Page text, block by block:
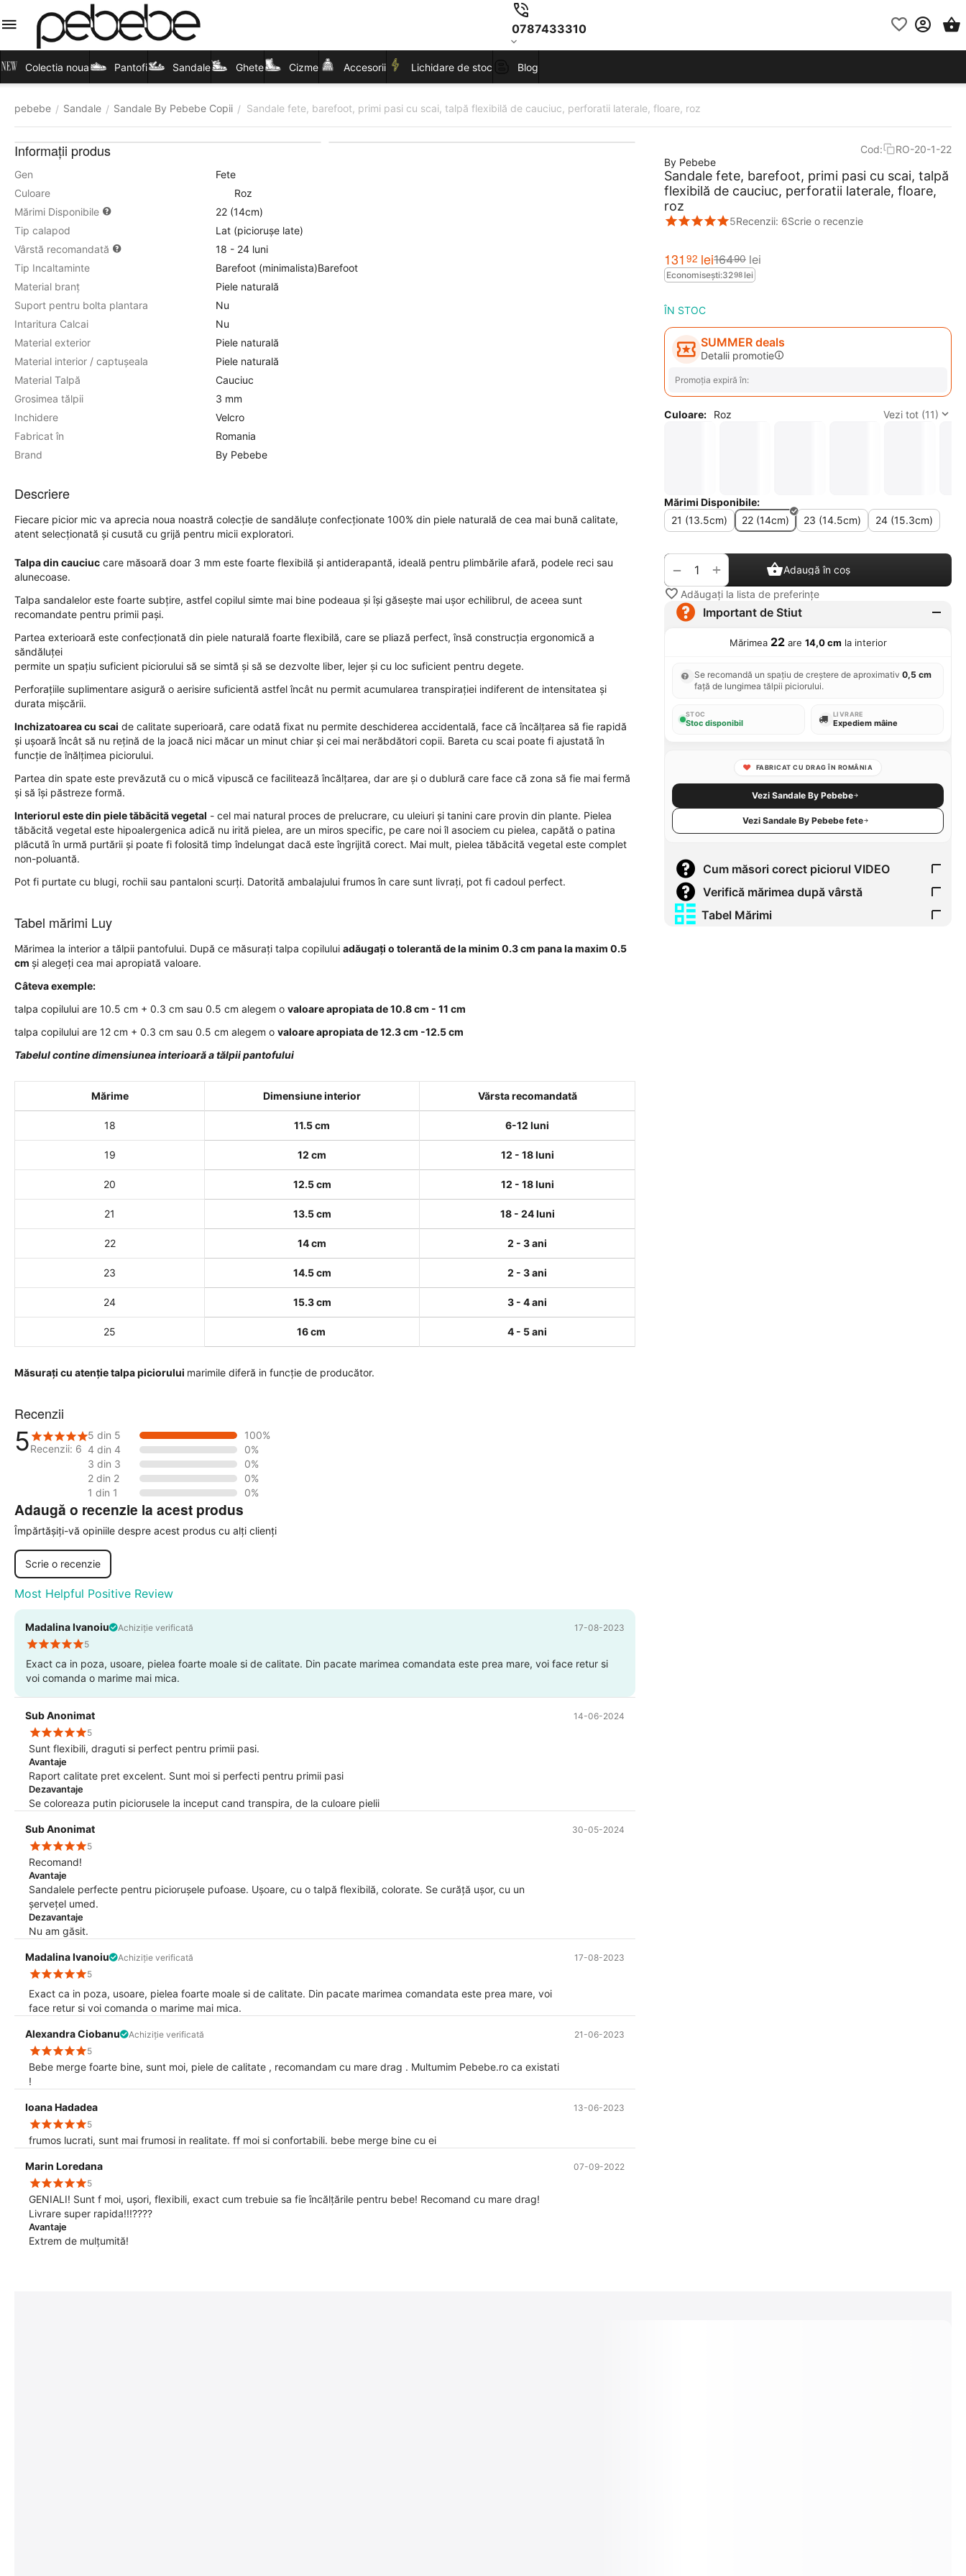
0787433310
Colectia noua Pantofi Sandale Ghete Cizme Accesorii Lichidare de stoc Blog
pebebe / Sandale / Sandale By Pebebe Copii / Sandale fete, barefoot, primi pasi cu scai, talpă flexibilă de cauciuc, perforatii laterale, floare, roz
Cod:
RO-20-1-22
By Pebebe
Sandale fete, barefoot, primi pasi cu scai, talpă
flexibilă de cauciuc, perforatii laterale, floare,
roz
5Recenzii: 6Scrie o recenzie
131 92 lei16490 lei
Economisești:3298 lei
ÎN STOC
SUMMER deals
Detalii promotie
Promoția expiră în:
Culoare: Roz Vezi tot (11)
Mărimi Disponibile:
21 (13.5cm)
22 (14cm) 23 (14.5cm) 24 (15.3cm)
+
−
Adaugă în coș
Adăugați la lista de preferințe
Important de Stiut
Mărimea 22are 14,0 cm la interior
Se recomandă un spațiu de creștere de aproximativ 0,5 cm
față de lungimea tălpii piciorului.
STOC
Stoc disponibil
LIVRARE
Expediem mâine
FABRICAT CU DRAG ÎN ROMÂNIA
Vezi Sandale By Pebebe
Vezi Sandale By Pebebe fete
Cum măsori corect piciorul VIDEO
Verifică mărimea după vârstă
Tabel Mărimi
Informații produs
Gen
Fete
Culoare
Roz
Mărimi Disponibile
22 (14cm)
Tip calapod
Lat (piciorușe late)
Vârstă recomandată
18 - 24 luni
Tip Incaltaminte
Barefoot (minimalista)Barefoot
Material branț
Piele naturală
Suport pentru bolta plantara
Nu
Intaritura Calcai
Nu
Material exterior
Piele naturală
Material interior / captușeala
Piele naturală
Material Talpă
Cauciuc
Grosimea tălpii
3 mm
Inchidere
Velcro
Fabricat în
Romania
Brand
By Pebebe
Descriere
Fiecare picior mic va aprecia noua noastră colecție de sandăluțe confecționate 100% din piele naturală de cea mai bună calitate,
atent selecționată și cusută cu grijă pentru micii exploratori.
Talpa din cauciuc care măsoară doar 3 mm este foarte flexibilă și antiderapantă, ideală pentru plimbările afară, podele reci sau
alunecoase.
Talpa sandalelor este foarte subțire, astfel copilul simte mai bine podeaua și își găsește mai ușor echilibrul, de aceea sunt
recomandate pentru primii pași.
Partea exterioară este confecționată din piele naturală foarte flexibilă, care se pliază perfect, însă construcția ergonomică a
săndăluței
permite un spațiu suficient piciorului să se simtă și să se dezvolte liber, lejer și cu loc suficient pentru degete.
Perforațiile suplimentare asigură o aerisire suficientă astfel încât nu permit acumularea transpirației indiferent de intensitatea și
durata mișcării.
Inchizatoarea cu scai de calitate superioară, care odată fixat nu permite deschiderea accidentală, face că încălțarea să fie rapidă
și ușoară încât să nu rețină de la joacă nici măcar un minut chiar și cei mai nerăbdători copii. Bareta cu scai poate fi ajustată în
funcție de înălțimea piciorului.
Partea din spate este prevăzută cu o mică vipuscă ce facilitează încălțarea, dar are și o dublură care face că zona să fie mai fermă
și să își păstreze formă.
Interiorul este din piele tăbăcită vegetal - cel mai natural proces de prelucrare, cu uleiuri și tanini care provin din plante. Pielea
tăbăcită vegetal este hipoalergenica adică nu irită pielea, are un miros specific, pe care noi îl asociem cu pielea, capătă o patina
plăcută în urmă purtării și poate fi folosită timp îndelungat dacă este îngrijită corect. Mai mult, pielea tăbăcită vegetal este complet
non-poluantă.
Pot fi purtate cu blugi, rochii sau pantaloni scurți. Datorită ambalajului frumos în care sunt livrați, pot fi cadoul perfect.
Tabel mărimi Luy
Mărimea la interior a tălpii pantofului. După ce măsurați talpa copilului adăugați o tolerantă de la minim 0.3 cm pana la maxim 0.5
cm și alegeți cea mai apropiată valoare.
Câteva exemple:
talpa copilului are 10.5 cm + 0.3 cm sau 0.5 cm alegem o valoare apropiata de 10.8 cm - 11 cm
talpa copilului are 12 cm + 0.3 cm sau 0.5 cm alegem o valoare apropiata de 12.3 cm -12.5 cm
Tabelul contine dimensiunea interioară a tălpii pantofului
Mărime Dimensiune interior Vărsta recomandată
18 11.5 cm 6-12 luni
19 12 cm 12 - 18 luni
20 12.5 cm 12 - 18 luni
21 13.5 cm 18 - 24 luni
22 14 cm 2 - 3 ani
23 14.5 cm 2 - 3 ani
24 15.3 cm 3 - 4 ani
25 16 cm 4 - 5 ani
Măsurați cu atenție talpa piciorului marimile diferă in funcție de producător.
Recenzii
5Recenzii: 6
5 din 5
100%
4 din 4
0%
3 din 3
0%
2 din 2
0%
1 din 1
0%
Adaugă o recenzie la acest produs
Împărtășiți-vă opiniile despre acest produs cu alți clienți
Scrie o recenzie
Most Helpful Positive Review
Madalina Ivanoiu Achiziție verificată
17-08-2023
5
Exact ca in poza, usoare, pielea foarte moale si de calitate. Din pacate marimea comandata este prea mare, voi face retur si
voi comanda o marime mai mica.
Sub Anonimat
14-06-2024
5
Sunt flexibili, draguti si perfect pentru primii pasi.
Avantaje
Raport calitate pret excelent. Sunt moi si perfecti pentru primii pasi
Dezavantaje
Se coloreaza putin piciorusele la inceput cand transpira, de la culoare pielii
Sub Anonimat
30-05-2024
5
Recomand!
Avantaje
Sandalele perfecte pentru piciorușele pufoase. Ușoare, cu o talpă flexibilă, colorate. Se curăță ușor, cu un
șervețel umed.
Dezavantaje
Nu am găsit.
Madalina Ivanoiu Achiziție verificată
17-08-2023
5
Exact ca in poza, usoare, pielea foarte moale si de calitate. Din pacate marimea comandata este prea mare, voi
face retur si voi comanda o marime mai mica.
Alexandra Ciobanu Achiziție verificată
21-06-2023
5
Bebe merge foarte bine, sunt moi, piele de calitate , recomandam cu mare drag . Multumim Pebebe.ro ca existati
!
Ioana Hadadea
13-06-2023
5
frumos lucrati, sunt mai frumosi in realitate. ff moi si confortabili. bebe merge bine cu ei
Marin Loredana
07-09-2022
5
GENIALI! Sunt f moi, ușori, flexibili, exact cum trebuie sa fie încălțările pentru bebe! Recomand cu mare drag!
Livrare super rapida!!!????
Avantaje
Extrem de mulțumită!